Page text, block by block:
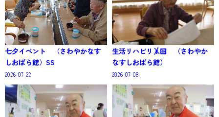
七夕イベント （さわやかなす
しおばら館）SS
2026-07-22
生活リハビリ🤸🏻 （さわやか
なすしおばら館）
2026-07-08